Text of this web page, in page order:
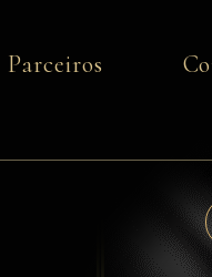
Parceiros